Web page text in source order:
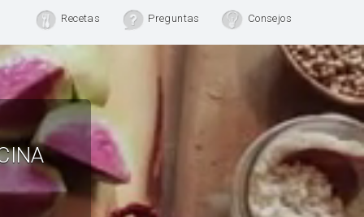
Recetas Preguntas Consejos